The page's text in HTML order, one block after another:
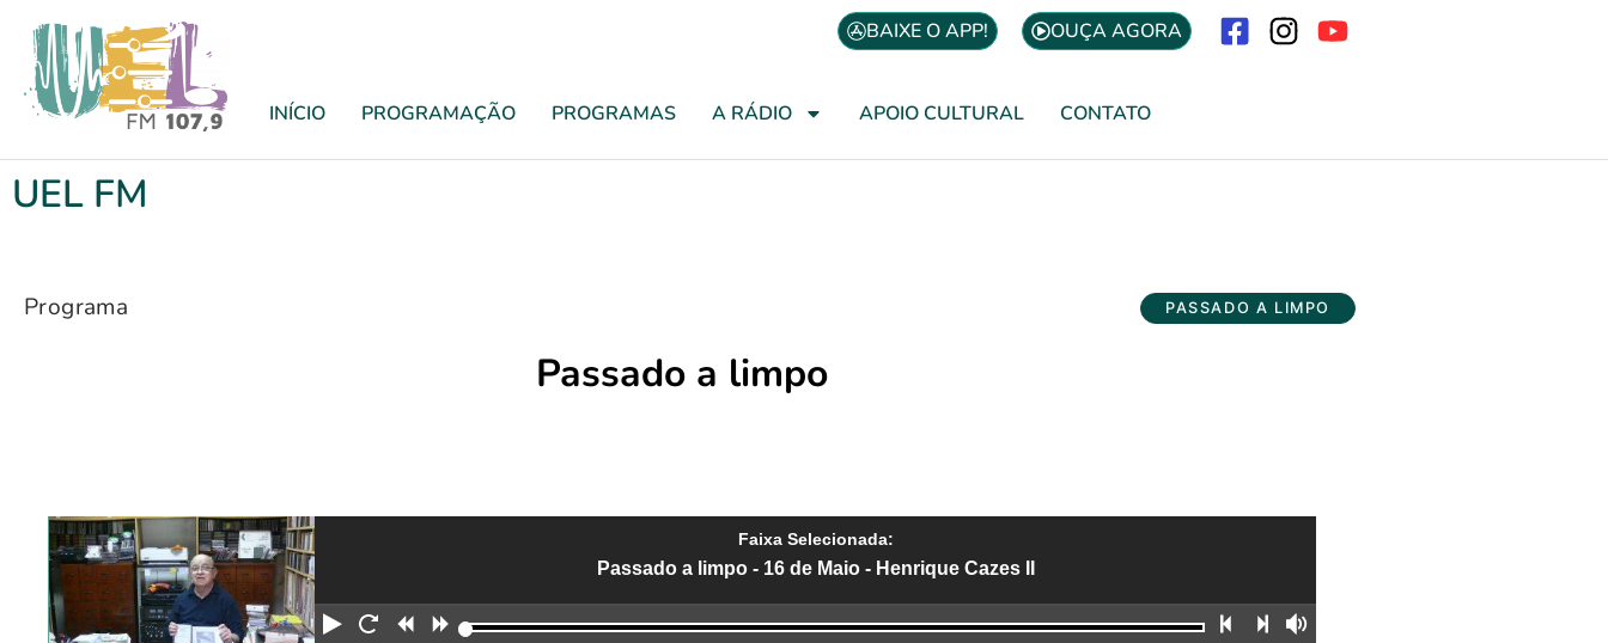
BAIXE O APP! OUÇA AGORA
INÍCIO PROGRAMAÇÃO PROGRAMAS A RÁDIO APOIO CULTURAL CONTATO
UEL FM
Programa PASSADO A LIMPO
Passado a limpo
Faixa Selecionada:
Passado a limpo - 16 de Maio - Henrique Cazes II
Reproduzir
Reiniciar
Retroceder
Avançar Faixa anterior
Próxima faixa